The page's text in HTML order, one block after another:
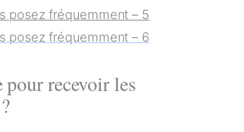
posez fréquemment – 5
posez fréquemment – 6
recevoir les